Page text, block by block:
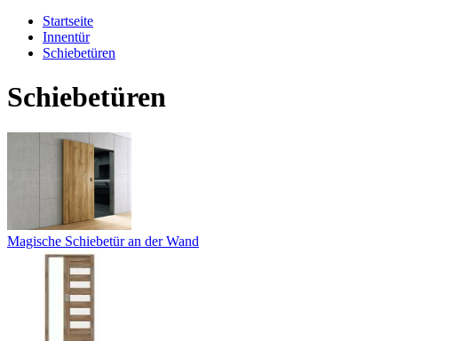
Startseite
Innentür
Schiebetüren
Schiebetüren
Magische Schiebetür an der Wand